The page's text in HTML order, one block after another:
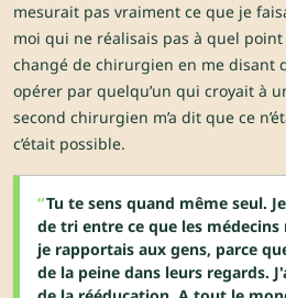
mesurait pas vraiment ce que je
moi qui ne réalisais pas à quel point
changé de chirurgien en me disant
opérer par quelqu’un qui croyait à
second chirurgien m’a dit que ce
c’était possible.
Tu te sens quand même seul.
de tri entre ce que les
je rapportais aux gens, parce
de la peine dans leurs regards.